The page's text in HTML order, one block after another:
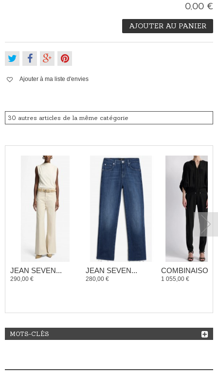
0,00 €
AJOUTER AU PANIER
Ajouter à ma liste d'envies
30 autres articles de la même catégorie
JEAN SEVEN...
290,00 €
JEAN SEVEN...
280,00 € 1 055,00 €
MOTS-CLÉS